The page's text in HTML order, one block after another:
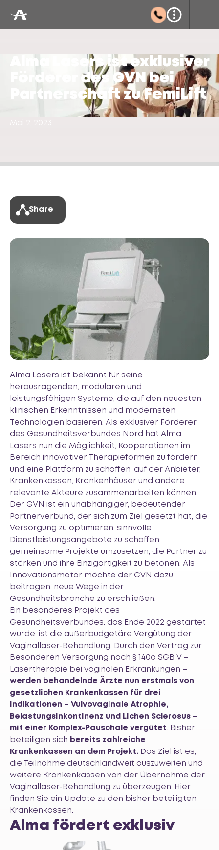
Alma Lasers ist exklusiver
Förderer des GVN bei
Partnerschaft zu FemiLift
Share
Alma Lasers ist bekannt für seine
herausragenden, modularen und
leistungsfähigen Systeme, die auf den neuesten
klinischen Erkenntnissen und modernsten
Technologien basieren. Als exklusiver Förderer
des Gesundheitsverbundes Nord hat Alma
Lasers nun die Möglichkeit, Kooperationen im
Bereich innovativer Therapieformen zu fördern
und eine Plattform zu schaffen, auf der Anbieter,
Krankenkassen, Krankenhäuser und andere
relevante Akteure zusammenarbeiten können.
Der GVN ist ein unabhängiger, bedeutender
Partnerverbund, der sich zum Ziel gesetzt hat, die
Versorgung zu optimieren, sinnvolle
Dienstleistungsangebote zu schaffen,
gemeinsame Projekte umzusetzen, die Partner zu
stärken und ihre Einzigartigkeit zu betonen. Als
Innovationsmotor möchte der GVN dazu
beitragen, neue Wege in der
Gesundheitsbranche zu erschließen.
Ein besonderes Projekt des
Gesundheitsverbundes, das Ende 2022 gestartet
wurde, ist die außerbudgetäre Vergütung der
Vaginallaser-Behandlung. Durch den Vertrag zur
Besonderen Versorgung nach § 140a SGB V –
Lasertherapie bei vaginalen Erkrankungen –
werden behandelnde Ärzte nun erstmals von
gesetzlichen Krankenkassen für drei
Indikationen – Vulvovaginale Atrophie,
Belastungsinkontinenz und Lichen Sclerosus –
mit einer Komplex-Pauschale vergütet. Bisher
beteiligen sich bereits zahlreiche
Krankenkassen an dem Projekt. Das Ziel ist es,
die Teilnahme deutschlandweit auszuweiten und
weitere Krankenkassen von der Übernahme der
Vaginallaser-Behandlung zu überzeugen. Hier
finden Sie ein Update zu den bisher beteiligten
Krankenkassen.
Alma fördert exklusiv